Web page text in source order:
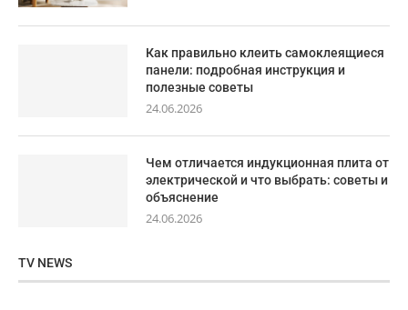
Как правильно клеить самоклеящиеся
панели: подробная инструкция и
полезные советы
24.06.2026
Чем отличается индукционная плита от
электрической и что выбрать: советы и
объяснение
24.06.2026
TV NEWS